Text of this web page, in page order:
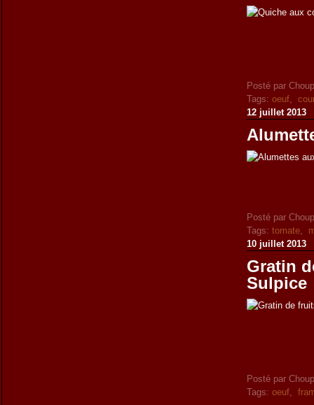
Posté par
Tags:oeuf,
12 juillet 2013
Posté par
Tags:tomate,
10 juillet 2013
Gratin
Sulpice
Posté par
Tags:oeuf,